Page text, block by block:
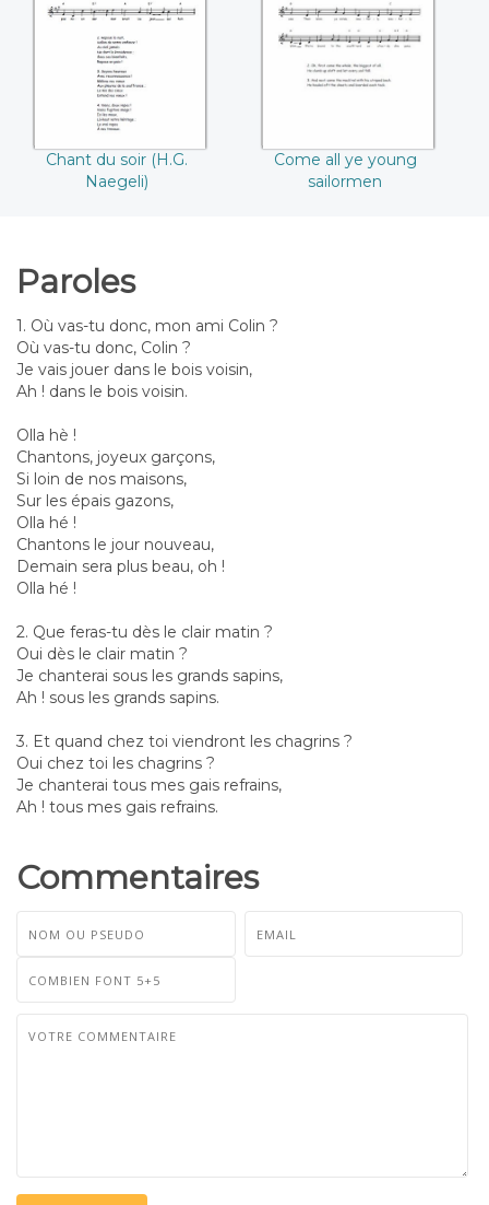
Naegeli)
Chant du soir (H.G.
Naegeli)
sailormen
Come all ye young
sailormen
Paroles
1. Où vas-tu donc, mon ami Colin ?
Où vas-tu donc, Colin ?
Je vais jouer dans le bois voisin,
Ah ! dans le bois voisin.
Olla hè !
Chantons, joyeux garçons,
Si loin de nos maisons,
Sur les épais gazons,
Olla hé !
Chantons le jour nouveau,
Demain sera plus beau, oh !
Olla hé !
2. Que feras-tu dès le clair matin ?
Oui dès le clair matin ?
Je chanterai sous les grands sapins,
Ah ! sous les grands sapins.
3. Et quand chez toi viendront les chagrins ?
Oui chez toi les chagrins ?
Je chanterai tous mes gais refrains,
Ah ! tous mes gais refrains.
Commentaires